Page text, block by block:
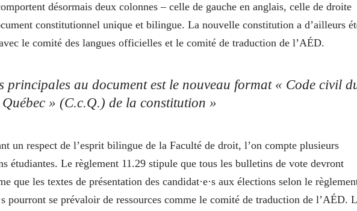
désormais deux colonnes – celle de gauche en anglais, celle de droite
constitutionnel unique et bilingue. La nouvelle constitution a d’ailleurs
le comité des langues officielles et le comité de traduction de l’AÉD.
principales au document est le nouveau format « Code civil
Québec » (C.c.Q.) de la constitution »
un respect de l’esprit bilingue de la Faculté de droit, l’on compte plusieurs
étudiantes. Le règlement 11.29 stipule que tous les bulletins de vote devront
que les textes de présentation des candidat·e·s aux élections selon le
pourront se prévaloir de ressources comme le comité de traduction de l’AÉD.